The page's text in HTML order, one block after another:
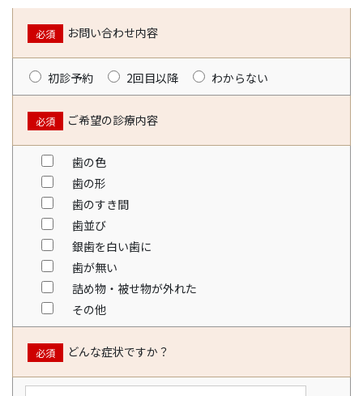
必須 お問い合わせ内容
初診予約 2回目以降 わからない
必須 ご希望の診療内容
歯の色
歯の形
歯のすき間
歯並び
銀歯を白い歯に
歯が無い
詰め物・被せ物が外れた
その他
必須 どんな症状ですか？